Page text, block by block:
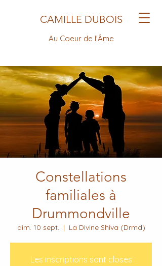
CAMILLE DUBOIS
Au Coeur de l'Âme
Constellations
familiales à
Drummondville
dim. 10 sept.
  |
La Divine Shiva (Drmd)
Les inscriptions sont closes